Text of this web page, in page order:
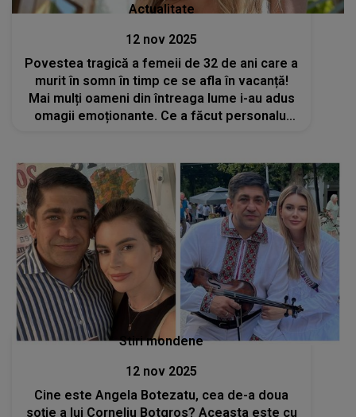
Actualitate
12 nov 2025
Povestea tragică a femeii de 32 de ani care a
murit în somn în timp ce se afla în vacanță!
Mai mulți oameni din întreaga lume i-au adus
omagii emoționante. Ce a făcut personalul
Stiri mondene
12 nov 2025
Cine este Angela Botezatu, cea de-a doua
soție a lui Corneliu Botgros? Aceasta este cu